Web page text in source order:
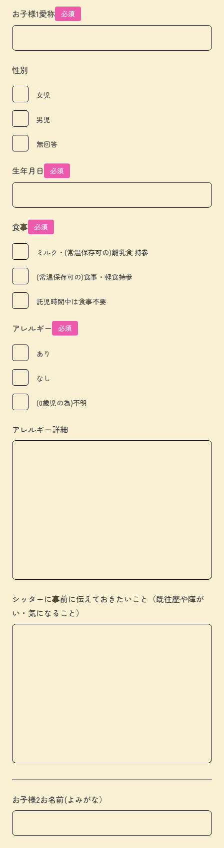
お子様1愛称 必須
性別
女児
男児
無回答
生年月日 必須
食事 必須
ミルク・(常温保存可の)離乳食 持参
(常温保存可の)食事・軽食持参
託児時間中は食事不要
アレルギー 必須
あり
なし
(0歳児の為)不明
アレルギー詳細
シッターに事前に伝えておきたいこと（既往歴や障が
い・気になること）
お子様2お名前(よみがな）